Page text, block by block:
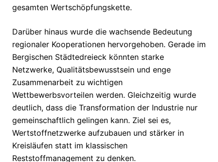
gesamten Wertschöpfungskette.
Darüber hinaus wurde die wachsende Bedeutung
regionaler Kooperationen hervorgehoben. Gerade im
Bergischen Städtedreieck könnten starke
Netzwerke, Qualitätsbewusstsein und enge
Zusammenarbeit zu wichtigen
Wettbewerbsvorteilen werden. Gleichzeitig wurde
deutlich, dass die Transformation der Industrie nur
gemeinschaftlich gelingen kann. Ziel sei es,
Wertstoffnetzwerke aufzubauen und stärker in
Kreisläufen statt im klassischen
Reststoffmanagement zu denken.